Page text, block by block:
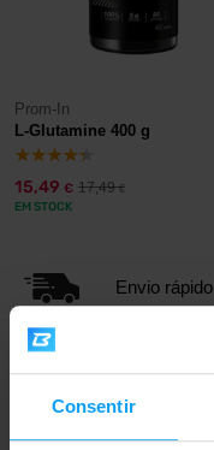
Consentir
Prom-In
L-Glutamine 400 g
15,49 € 17,49€
EM STOCK
Envio rápido